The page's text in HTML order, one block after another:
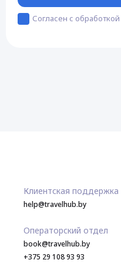
Согласен с обработкой
Клиентская поддержка
help@travelhub.by
Операторский отдел
book@travelhub.by
+375 29 108 93 93